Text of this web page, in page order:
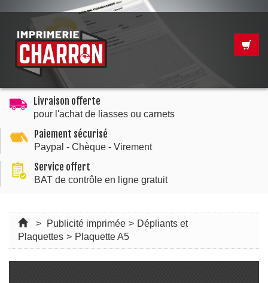
Livraison offerte
pour l'achat de liasses ou carnets
Paiement sécurisé
Paypal - Chèque - Virement
Service offert
BAT de contrôle en ligne gratuit
> Publicité imprimée > Dépliants et
Plaquettes > Plaquette A5